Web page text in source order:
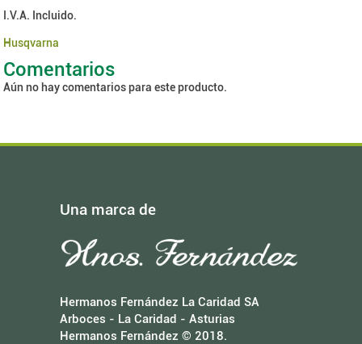
I.V.A. Incluido.
Husqvarna
Comentarios
Aún no hay comentarios para este producto.
Una marca de
Hermanos Fernández La Caridad SA
Arboces - La Caridad - Asturias
Hermanos Fernández © 2018.